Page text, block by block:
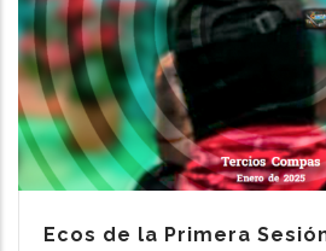
Ecos de la Primera